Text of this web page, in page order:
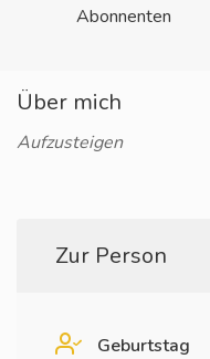
Abonnenten
Über mich
Aufzusteigen
Zur Person
Geburtstag